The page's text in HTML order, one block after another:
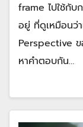
frame ไปใช้กั
อยู่ ที่ดูเหมือนว่า
Perspective ข
หาคำตอบกัน…